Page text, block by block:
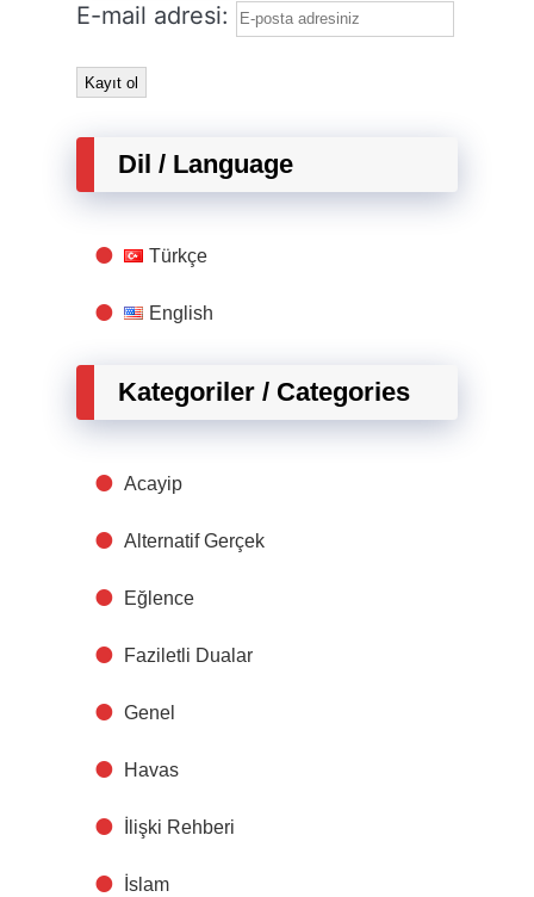
E-mail adresi:
Dil / Language
Türkçe
English
Kategoriler / Categories
Acayip
Alternatif Gerçek
Eğlence
Faziletli Dualar
Genel
Havas
İlişki Rehberi
İslam